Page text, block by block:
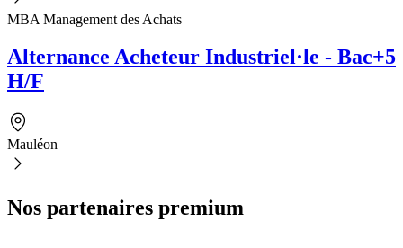
MBA Management des Achats
Alternance Acheteur Industriel·le - Bac+5
H/F
Mauléon
Nos partenaires premium